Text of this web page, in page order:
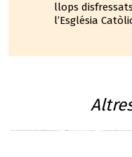
llops
l’Església